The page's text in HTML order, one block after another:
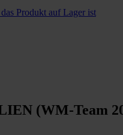
Produkt auf Lager ist
(WM-Team